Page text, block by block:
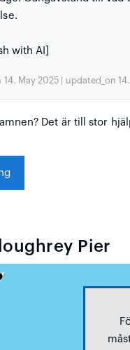
with AI]
May 2025 | updated_on
Det är till stor
Pier